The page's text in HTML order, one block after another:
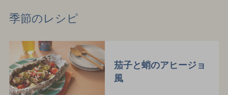
季節のレシピ
茄子と蛸のアヒージョ
風